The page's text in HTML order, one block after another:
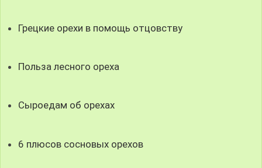
Грецкие орехи в помощь отцовству
Польза лесного ореха
Сыроедам об орехах
6 плюсов сосновых орехов